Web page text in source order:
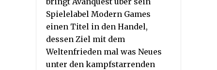
Spielelabel Modern Games
einen Titel in den Handel,
dessen Ziel mit dem
Weltenfrieden mal was Neues
unter den kampfstarrenden